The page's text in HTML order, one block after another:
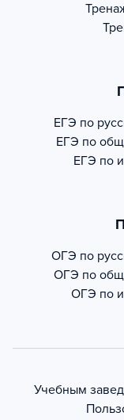
ЕГЭ по
ЕГЭ по
ЕГЭ по
ОГЭ по
ОГЭ по
ОГЭ по
Учебным